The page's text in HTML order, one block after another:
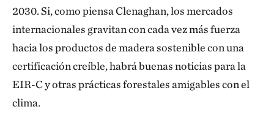
2030. Si, como piensa Clenaghan, los mercados
internacionales gravitan con cada vez más fuerza
hacia los productos de madera sostenible con una
certificación creíble, habrá buenas noticias para la
EIR-C y otras prácticas forestales amigables con el
clima.